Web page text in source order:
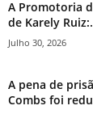
A Promotoria
de Karely
Julho 30, 2026
A pena de
Combs foi